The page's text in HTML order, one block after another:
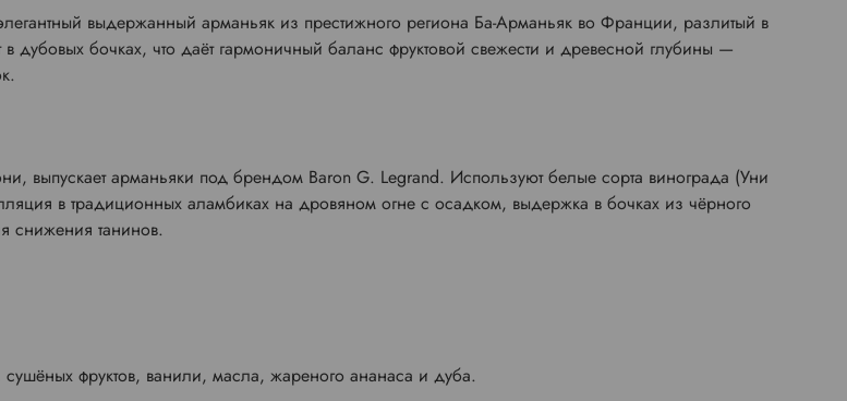
выдержанный арманьяк из престижного региона Ба-Арманьяк во Франции, разлитый в
бочках, что даёт гармоничный баланс фруктовой свежести и древесной глубины —
выпускает арманьяки под брендом Baron G. Legrand. Используют белые сорта винограда (Уни
в традиционных аламбиках на дровяном огне с осадком, выдержка в бочках из чёрного
снижения танинов.
фруктов, ванили, масла, жареного ананаса и дуба.